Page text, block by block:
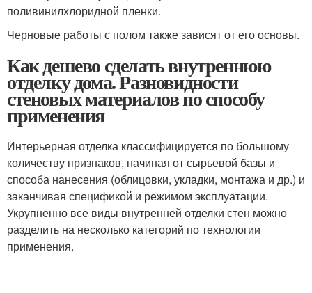
поливинилхлоридной пленки.
Черновые работы с полом также зависят от его основы.
Как дешево сделать внутреннюю
отделку дома. Разновидности
стеновых материалов по способу
применения
Интерьерная отделка классифицируется по большому
количеству признаков, начиная от сырьевой базы и
способа нанесения (облицовки, укладки, монтажа и др.) и
заканчивая спецификой и режимом эксплуатации.
Укрупненно все виды внутренней отделки стен можно
разделить на несколько категорий по технологии
применения.